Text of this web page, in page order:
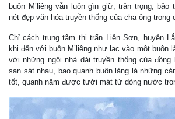
buôn M’liêng vẫn luôn gìn giữ, trân trọng, bảo
nét đẹp văn hóa truyền thống của cha ông trong
Chỉ cách trung tâm thị trấn Liên Sơn, huyện
khi đến với buôn M’liêng như lạc vào một buôn
với những ngôi nhà dài truyền thống của đồng
san sát nhau, bao quanh buôn làng là những
tốt, quanh năm được tưới mát từ dòng nước